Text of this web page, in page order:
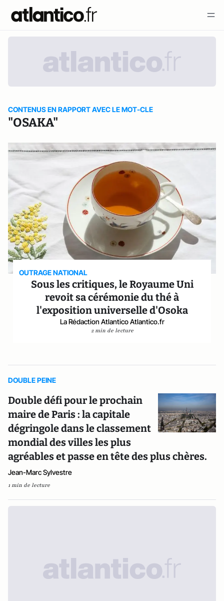
CONTENUS EN RAPPORT AVEC LE MOT-CLE
"OSAKA"
OUTRAGE NATIONAL
Sous les critiques, le Royaume Uni
revoit sa cérémonie du thé à
l'exposition universelle d'Osoka
La Rédaction Atlantico Atlantico.fr
2 min de lecture
DOUBLE PEINE
Double défi pour le prochain
maire de Paris : la capitale
dégringole dans le classement
mondial des villes les plus
agréables et passe en tête des plus chères.
Jean-Marc Sylvestre
1 min de lecture